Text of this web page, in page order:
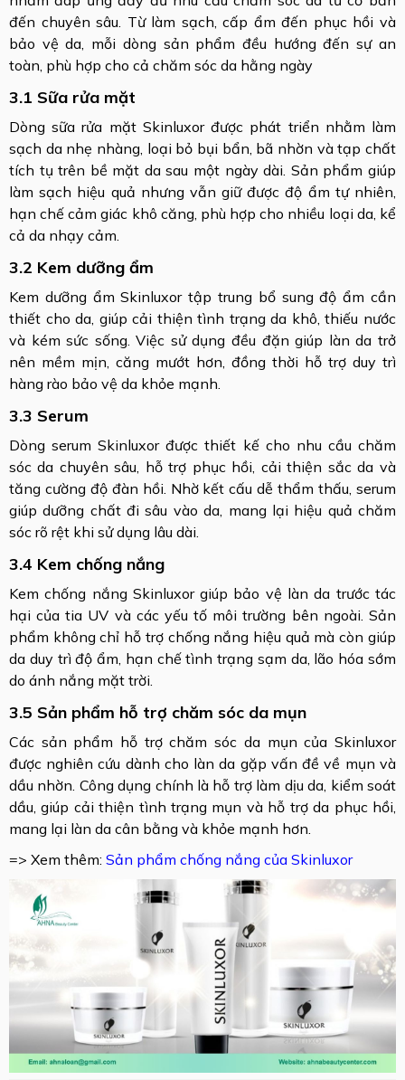
đến chuyên sâu. Từ làm sạch, cấp ẩm đến phục hồi và
bảo vệ da, mỗi dòng sản phẩm đều hướng đến sự an
toàn, phù hợp cho cả chăm sóc da hằng ngày
3.1 Sữa rửa mặt
Dòng sữa rửa mặt Skinluxor được phát triển nhằm làm
sạch da nhẹ nhàng, loại bỏ bụi bẩn, bã nhờn và tạp chất
tích tụ trên bề mặt da sau một ngày dài. Sản phẩm giúp
làm sạch hiệu quả nhưng vẫn giữ được độ ẩm tự nhiên,
hạn chế cảm giác khô căng, phù hợp cho nhiều loại da, kể
cả da nhạy cảm.
3.2 Kem dưỡng ẩm
Kem dưỡng ẩm Skinluxor tập trung bổ sung độ ẩm cần
thiết cho da, giúp cải thiện tình trạng da khô, thiếu nước
và kém sức sống. Việc sử dụng đều đặn giúp làn da trở
nên mềm mịn, căng mướt hơn, đồng thời hỗ trợ duy trì
hàng rào bảo vệ da khỏe mạnh.
3.3 Serum
Dòng serum Skinluxor được thiết kế cho nhu cầu chăm
sóc da chuyên sâu, hỗ trợ phục hồi, cải thiện sắc da và
tăng cường độ đàn hồi. Nhờ kết cấu dễ thẩm thấu, serum
giúp dưỡng chất đi sâu vào da, mang lại hiệu quả chăm
sóc rõ rệt khi sử dụng lâu dài.
3.4 Kem chống nắng
Kem chống nắng Skinluxor giúp bảo vệ làn da trước tác
hại của tia UV và các yếu tố môi trường bên ngoài. Sản
phẩm không chỉ hỗ trợ chống nắng hiệu quả mà còn giúp
da duy trì độ ẩm, hạn chế tình trạng sạm da, lão hóa sớm
do ánh nắng mặt trời.
3.5 Sản phẩm hỗ trợ chăm sóc da mụn
Các sản phẩm hỗ trợ chăm sóc da mụn của Skinluxor
được nghiên cứu dành cho làn da gặp vấn đề về mụn và
dầu nhờn. Công dụng chính là hỗ trợ làm dịu da, kiểm soát
dầu, giúp cải thiện tình trạng mụn và hỗ trợ da phục hồi,
mang lại làn da cân bằng và khỏe mạnh hơn.
=> Xem thêm: Sản phẩm chống nắng của Skinluxor